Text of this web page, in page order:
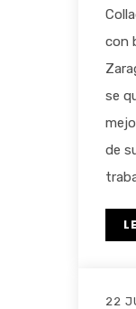
con
se
de
22